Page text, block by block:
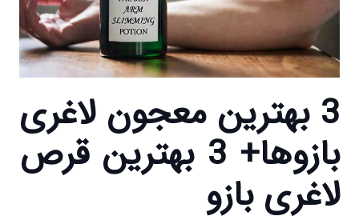
3 بهترین معجون لاغری
بازوها+ 3 بهترین قرص
لاغری بازو